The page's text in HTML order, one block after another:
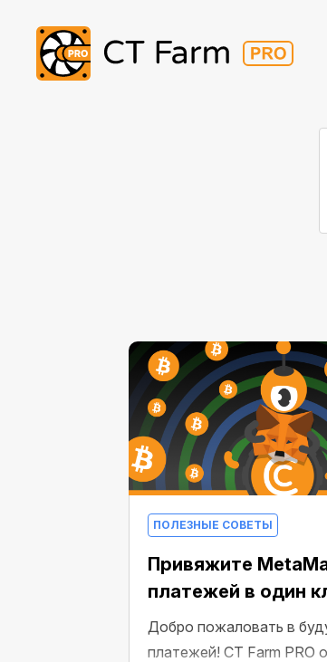
ПОЛЕЗНЫЕ СОВЕТЫ
Привяжите
платежей в один
Добро пожаловать в
платежей! CT Farm PRO